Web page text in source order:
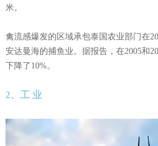
米。
禽流感爆发的区域承包泰国农业部门在
安达曼海的捕鱼业。据报告，在2005和
下降了10%。
2、工 业